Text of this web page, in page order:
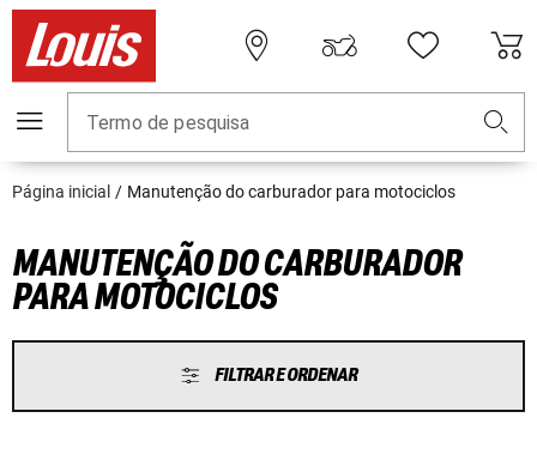
Termo de pesquisa
Página inicial Manutenção do carburador para motociclos
MANUTENÇÃO DO CARBURADOR
PARA MOTOCICLOS
FILTRAR E ORDENAR